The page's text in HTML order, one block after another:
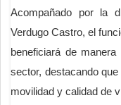
Acompañado por la
Verdugo Castro, el
beneficiará de
sector, destacando
movilidad y calidad de